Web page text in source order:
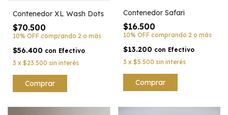
Contenedor XL Wash Dots
$70.500
10% OFF comprando 2 o más
$56.400 con Efectivo
3 x $23.500 sin interés
Contenedor Safari
$16.500
10% OFF comprando 2 o más
$13.200 con Efectivo
3 x $5.500 sin interés
Comprar